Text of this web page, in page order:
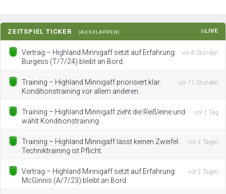
ZEITSPIEL TICKER (AUSKLAPPEN) LIVE
Vertrag – Highland Minnigaff setzt auf Erfahrung:
Burgess (T/7/24) bleibt an Bord.
vor 8 Stunden
Training – Highland Minnigaff priorisiert klar:
Konditionstraining vor allem anderen.
vor 11 Stunden
Training – Highland Minnigaff zieht die Reißleine und
wählt Konditionstraining.
vor 1 Tag
Training – Highland Minnigaff lässt keinen Zweifel:
Techniktraining ist Pflicht.
vor 2 Tagen
Vertrag – Highland Minnigaff setzt auf Erfahrung:
McGinnis (A/7/23) bleibt an Bord.
vor 2 Tagen